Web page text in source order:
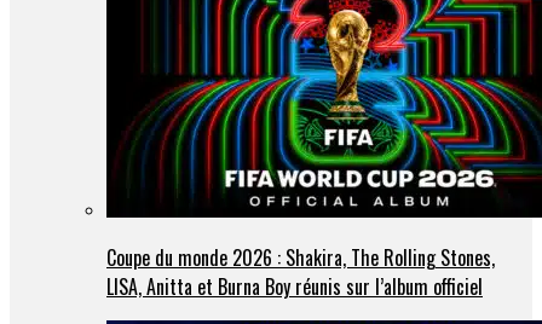
Coupe du monde 2026 : Shakira, The Rolling Stones,
LISA, Anitta et Burna Boy réunis sur l’album officiel